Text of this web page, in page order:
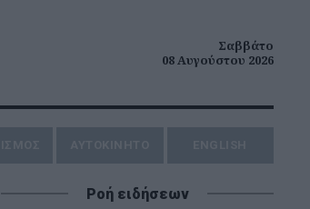
Σαββάτο
08 Αυγούστου 2026
Ροή ειδήσεων